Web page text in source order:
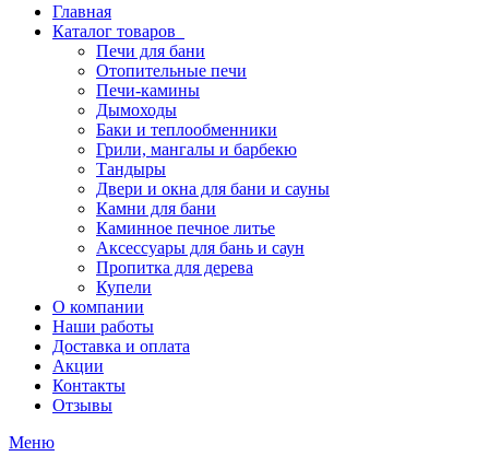
Главная
Каталог товаров
Печи для бани
Отопительные печи
Печи-камины
Дымоходы
Баки и теплообменники
Грили, мангалы и барбекю
Тандыры
Двери и окна для бани и сауны
Камни для бани
Каминное печное литье
Аксессуары для бань и саун
Пропитка для дерева
Купели
О компании
Наши работы
Доставка и оплата
Акции
Контакты
Отзывы
Меню